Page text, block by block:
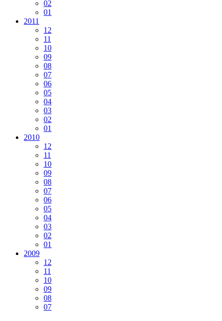
02
01
2011
12
11
10
09
08
07
06
05
04
03
02
01
2010
12
11
10
09
08
07
06
05
04
03
02
01
2009
12
11
10
09
08
07